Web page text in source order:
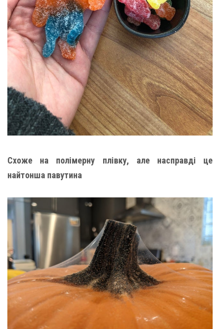
Схоже на полімерну плівку, але насправді це
найтонша павутина